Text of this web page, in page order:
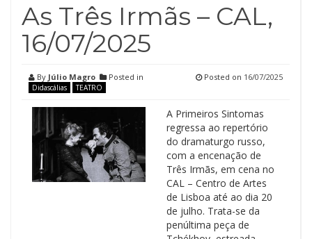
As Três Irmãs – CAL,
16/07/2025
By Júlio Magro Posted in
Didascálias TEATRO
Posted on 16/07/2025
A Primeiros Sintomas
regressa ao repertório
do dramaturgo russo,
com a encenação de
Três Irmãs, em cena no
CAL – Centro de Artes
de Lisboa até ao dia 20
de julho. Trata-se da
penúltima peça de